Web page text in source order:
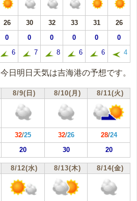
26 30 32 33 31
26
0 0 0 0 0 0
6 7 8 6 6 4
今日明日天気は吉海港の予想です。
8/9(日) 8/10(月) 8/11(火)
32/25 32/26 28/24
20 30 20
8/12(水) 8/13(木) 8/14(金)